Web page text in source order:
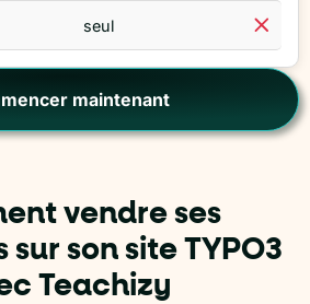
seul
maintenant
vendre ses
son site TYPO3
Teachizy